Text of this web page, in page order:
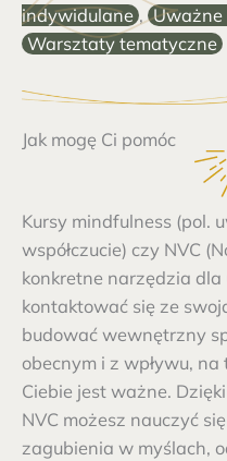
indywidulane , Uważne
Warsztaty tematyczne
Jak mogę Ci pomóc
Kursy mindfulness (pol.
współczucie) czy NVC
konkretne narzędzia dla
kontaktować się ze
budować wewnętrzny
obecnym i z wpływu, na
Ciebie jest ważne.
NVC możesz nauczyć
zagubienia w myślach,